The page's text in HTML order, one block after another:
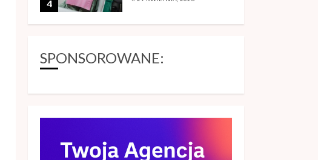
4
5
technologii w
Szkolenie storytelling –
jak zamienić informacje
SPONSOROWANE: